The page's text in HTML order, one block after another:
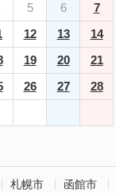
5 6
7
12 13
14
19 20
21
26 27
28
札幌市 函館市